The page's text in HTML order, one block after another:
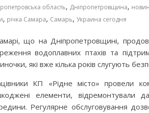
область, Дніпропетровщина,
, річка Самара, Самарь, Украина сегодня
що на Дніпропетровщині,
водоплавних птахів та
які вже кілька років слугують
КП «Рідне місто» провели
елементи, відремонтували
Регулярне обслуговування